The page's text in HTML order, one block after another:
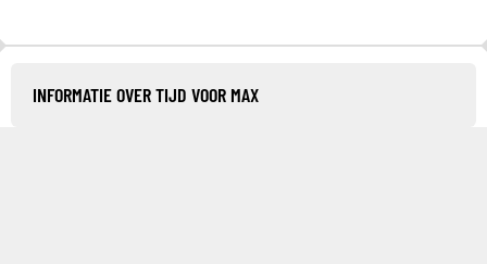
INFORMATIE OVER TIJD VOOR MAX